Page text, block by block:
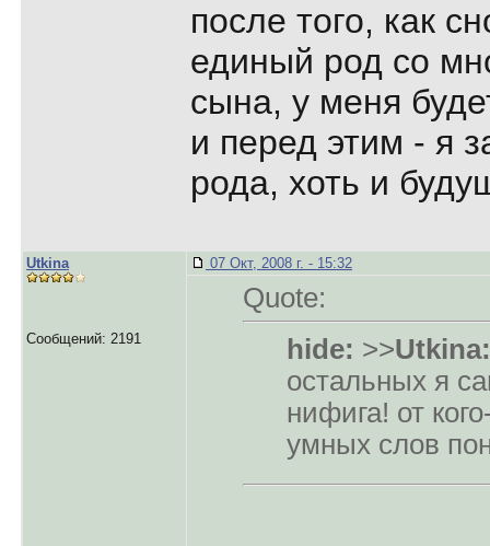
после того, как
единый род со
сына, у меня
и перед этим - я
рода, хоть и
Utkina
Сообщений: 2191
07 Окт, 2008 г. - 15:32
Quote:
hide: >>Utkina:
остальных я
нифига! от
умных слов